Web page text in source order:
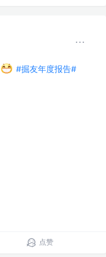
#掘友年度报告#
点赞